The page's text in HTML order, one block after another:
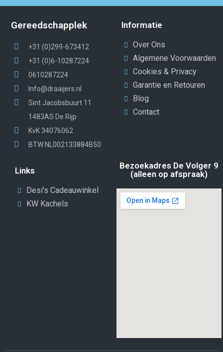
Gereedschapplek
+31 (0)299-673412
+31 (0)6-10287224
0610287224
Info@draaijers.nl
Sint Jacobsbuurt 11
1483AS De Rijp
KvK 34076062
BTW NL002133884B50
Informatie
Over Ons
Algemene Voorwaarden
Cookies & Privacy
Garantie en Retouren
Blog
Contact
Links
Desi's Cadeauwinkel
KW Kachels
Bezoekadres De Volger 9
(alleen op afspraak)